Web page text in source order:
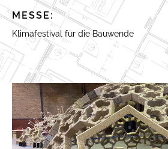
MESSE:
Klimafestival für die Bauwende